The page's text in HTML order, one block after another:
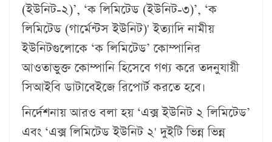
(ইউনিট-২)’, ‘ক লিমিটেড (ইউনিট-৩)’, ‘ক
লিমিটেড (গার্মেন্টস ইউনিট)' ইত্যাদি নামীয়
ইউনিটগুলোকে ‘ক লিমিটেড’ কোম্পানির
আওতাভুক্ত কোম্পানি হিসেবে গণ্য করে তদনুযায়ী
সিআইবি ডাটাবেইজে রিপোর্ট করতে হবে।
নির্দেশনায় আরও বলা হয় ‘এক্স ইউনিট ২ লিমিটেড’
এবং ‘এক্স লিমিটেড ইউনিট ২' দুইটি ভিন্ন ভিন্ন